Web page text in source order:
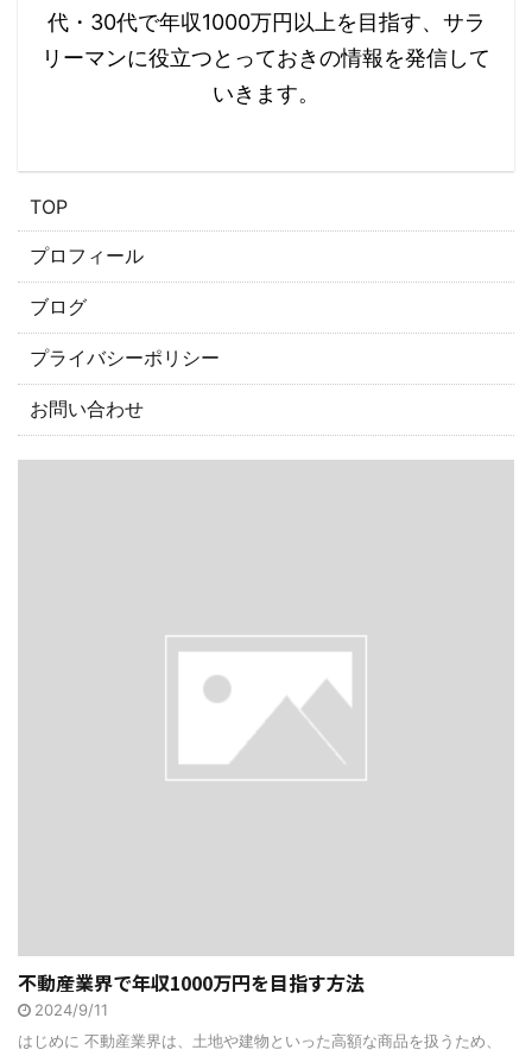
代・30代で年収1000万円以上を目指す、サラ
リーマンに役立つとっておきの情報を発信して
いきます。
​TOP
プロフィール
ブログ
プライバシーポリシー
お問い合わせ
不動産業界で年収1000万円を目指す方法
2024/9/11
はじめに 不動産業界は、土地や建物といった高額な商品を扱うため、